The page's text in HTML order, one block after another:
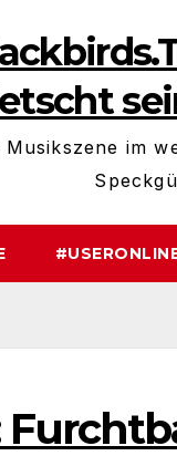
Musikszene im